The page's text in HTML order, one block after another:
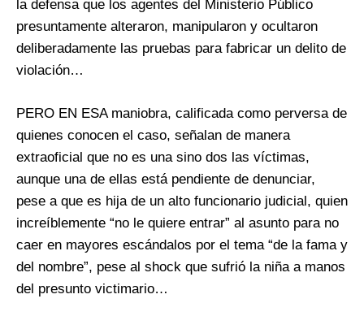
la defensa que los agentes del Ministerio Público
presuntamente alteraron, manipularon y ocultaron
deliberadamente las pruebas para fabricar un delito de
violación…
PERO EN ESA maniobra, calificada como perversa de
quienes conocen el caso, señalan de manera
extraoficial que no es una sino dos las víctimas,
aunque una de ellas está pendiente de denunciar,
pese a que es hija de un alto funcionario judicial, quien
increíblemente “no le quiere entrar” al asunto para no
caer en mayores escándalos por el tema “de la fama y
del nombre”, pese al shock que sufrió la niña a manos
del presunto victimario…